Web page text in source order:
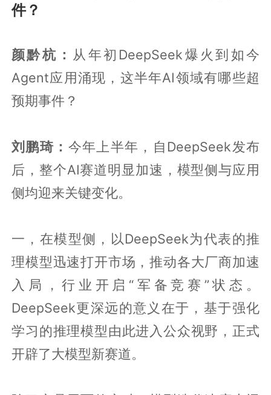
件？
颜黔杭： 从年初DeepSeek爆火到如今
Agent应用涌现，这半年AI领域有哪些超
预期事件？
刘鹏琦： 今年上半年，自DeepSeek发布
后，整个AI赛道明显加速，模型侧与应用
侧均迎来关键变化。
一，在模型侧，以DeepSeek为代表的推
理模型迅速打开市场，推动各大厂商加速
入局，行业开启“军备竞赛”状态。
DeepSeek更深远的意义在于，基于强化
学习的推理模型由此进入公众视野，正式
开辟了大模型新赛道。